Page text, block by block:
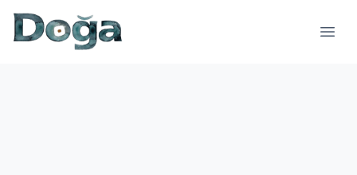
Skip to content